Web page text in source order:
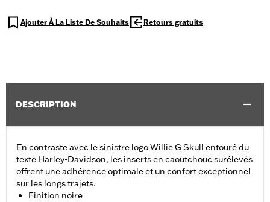
Ajouter À La Liste De Souhaits Retours gratuits
DESCRIPTION
En contraste avec le sinistre logo Willie G Skull entouré du
texte Harley-Davidson, les inserts en caoutchouc surélevés
offrent une adhérence optimale et un confort exceptionnel
sur les longs trajets.
Finition noire